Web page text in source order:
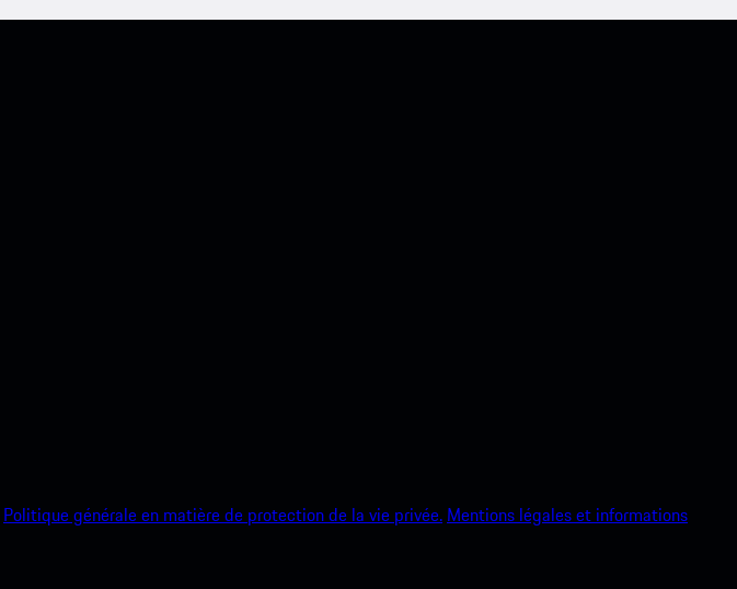
Politique générale en matière de protection de la vie privée. Mentions légales et informations